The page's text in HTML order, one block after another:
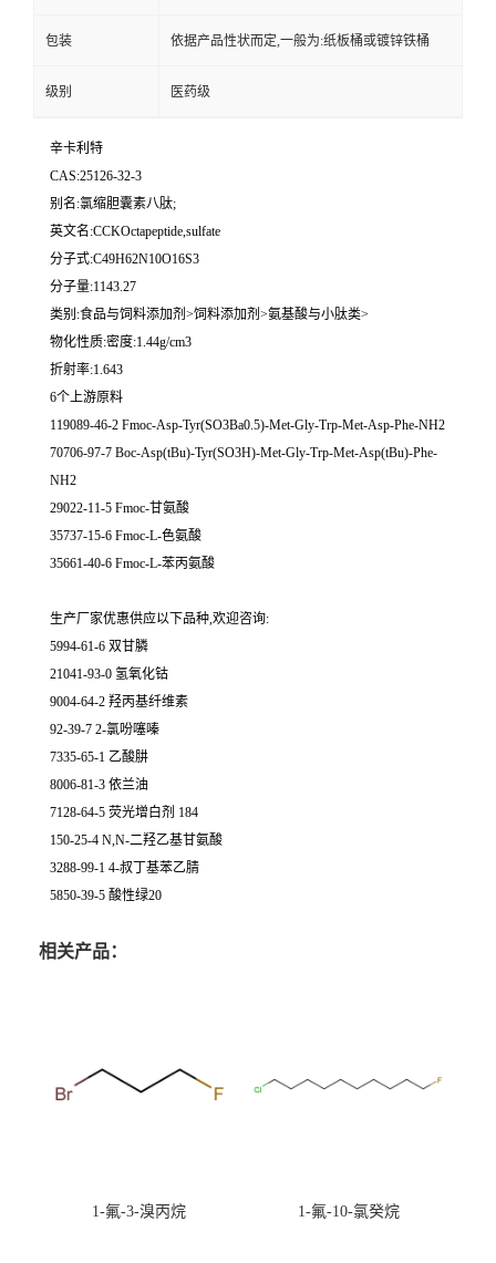
包装 依据产品性状而定,一般为:纸板桶或镀锌铁桶
级别 医药级
辛卡利特
CAS:25126-32-3
别名:氯缩胆囊素八肽;
英文名:CCKOctapeptide,sulfate
分子式:C49H62N10O16S3
分子量:1143.27
类别:食品与饲料添加剂>饲料添加剂>氨基酸与小肽类>
物化性质:密度:1.44g/cm3
折射率:1.643
6个上游原料
119089-46-2 Fmoc-Asp-Tyr(SO3Ba0.5)-Met-Gly-Trp-Met-Asp-Phe-NH2
70706-97-7 Boc-Asp(tBu)-Tyr(SO3H)-Met-Gly-Trp-Met-Asp(tBu)-Phe-
NH2
29022-11-5 Fmoc-甘氨酸
35737-15-6 Fmoc-L-色氨酸
35661-40-6 Fmoc-L-苯丙氨酸
生产厂家优惠供应以下品种,欢迎咨询:
5994-61-6 双甘膦
21041-93-0 氢氧化钴
9004-64-2 羟丙基纤维素
92-39-7 2-氯吩噻嗪
7335-65-1 乙酸肼
8006-81-3 依兰油
7128-64-5 荧光增白剂 184
150-25-4 N,N-二羟乙基甘氨酸
3288-99-1 4-叔丁基苯乙腈
5850-39-5 酸性绿20
相关产品：
1-氟-3-溴丙烷 1-氟-10-氯癸烷